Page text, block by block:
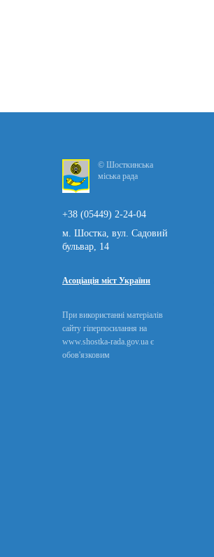
© Шосткинська
міська рада
+38 (05449) 2-24-04
м. Шостка, вул. Садовий
бульвар, 14
Асоціація міст України
При використанні матеріалів
сайту гіперпосилання на
www.shostka-rada.gov.ua є
обов'язковим